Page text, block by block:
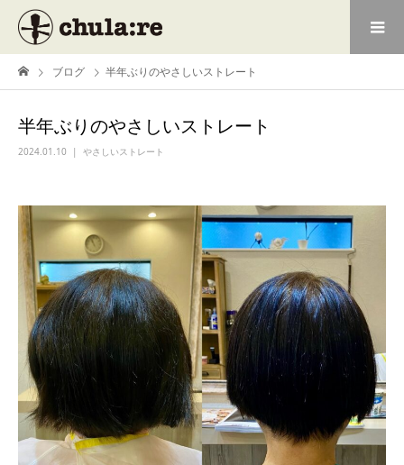
ブログ 半年ぶりのやさしいストレート
半年ぶりのやさしいストレート
2024.01.10 やさしいストレート